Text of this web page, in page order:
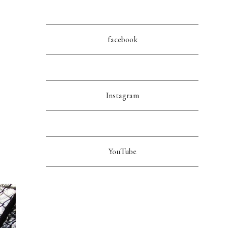
facebook
Instagram
YouTube